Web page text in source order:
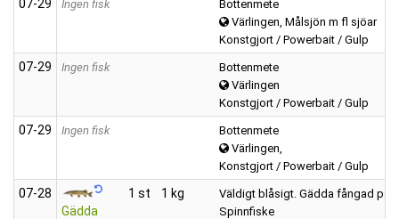
07‑29 Ingen fisk
Bottenmete
Värlingen, Målsjön m fl sjöar
Konstgjort / Powerbait / Gulp
07‑29 Ingen fisk
Bottenmete
Värlingen
Konstgjort / Powerbait / Gulp
07‑29 Ingen fisk
Bottenmete
Värlingen,
Konstgjort / Powerbait / Gulp
07‑28
Gädda
1 st 1 kg
Väldigt blåsigt. Gädda fångad på
Spinnfiske